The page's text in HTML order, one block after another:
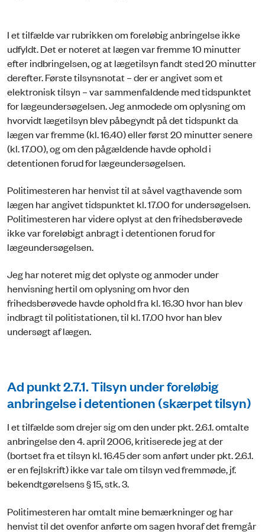
I et tilfælde var rubrikken om foreløbig anbringelse ikke
udfyldt. Det er noteret at lægen var fremme 10 minutter
efter indbringelsen, og at lægetilsyn fandt sted 20 minutter
derefter. Første tilsynsnotat – der er angivet som et
elektronisk tilsyn – var sammenfaldende med tidspunktet
for lægeundersøgelsen. Jeg anmodede om oplysning om
hvorvidt lægetilsyn blev påbegyndt på det tidspunkt da
lægen var fremme (kl. 16.40) eller først 20 minutter senere
(kl. 17.00), og om den pågældende havde ophold i
detentionen forud for lægeundersøgelsen.
Politimesteren har henvist til at såvel vagthavende som
lægen har angivet tidspunktet kl. 17.00 for undersøgelsen.
Politimesteren har videre oplyst at den frihedsberøvede
ikke var foreløbigt anbragt i detentionen forud for
lægeundersøgelsen.
Jeg har noteret mig det oplyste og anmoder under
henvisning hertil om oplysning om hvor den
frihedsberøvede havde ophold fra kl. 16.30 hvor han blev
indbragt til politistationen, til kl. 17.00 hvor han blev
undersøgt af lægen.
Ad punkt 2.7.1. Tilsyn under foreløbig
anbringelse i detentionen (skærpet tilsyn)
I et tilfælde som drejer sig om den under pkt. 2.6.1. omtalte
anbringelse den 4. april 2006, kritiserede jeg at der
(bortset fra et tilsyn kl. 16.45 der som anført under pkt. 2.6.1.
er en fejlskrift) ikke var tale om tilsyn ved fremmøde, jf.
bekendtgørelsens § 15, stk. 3.
Politimesteren har omtalt mine bemærkninger og har
henvist til det ovenfor anførte om sagen hvoraf det fremgår